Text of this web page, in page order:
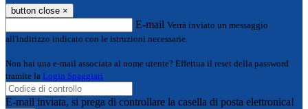
button close ×
E-mail Verrà inviato un messaggio
all'indirizzo indicato con le istruzioni necessarie.
Non hai una e-mail associata al nome utente? Effettua il reset della password
tramite la Login Spaggiari
E-mail inviata, si prega di controllare la casella di posta elettronica!